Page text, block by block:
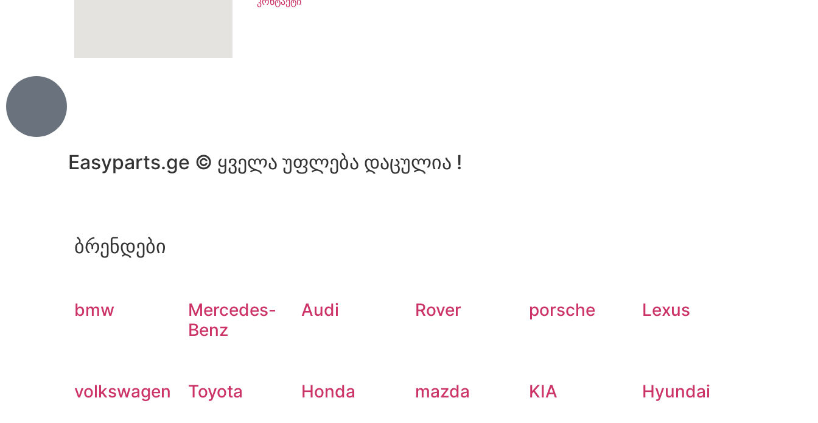
Easyparts.ge © ყველა უფლება დაცულია !
ბრენდები
bmw
Mercedes-
Benz
Audi Rover porsche Lexus
volkswagen Toyota Honda mazda KIA Hyundai